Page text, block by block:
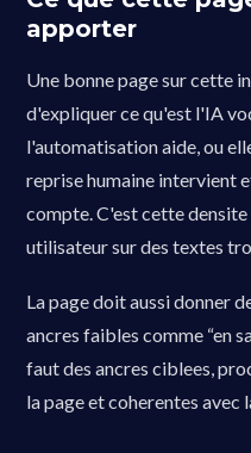
apporter
Une bonne page sur cette
d'expliquer ce qu'est l'IA
l'automatisation aide, ou
reprise humaine intervient
compte. C'est cette
utilisateur sur des textes
La page doit aussi donner
ancres faibles comme “en
faut des ancres ciblees,
la page et coherentes avec